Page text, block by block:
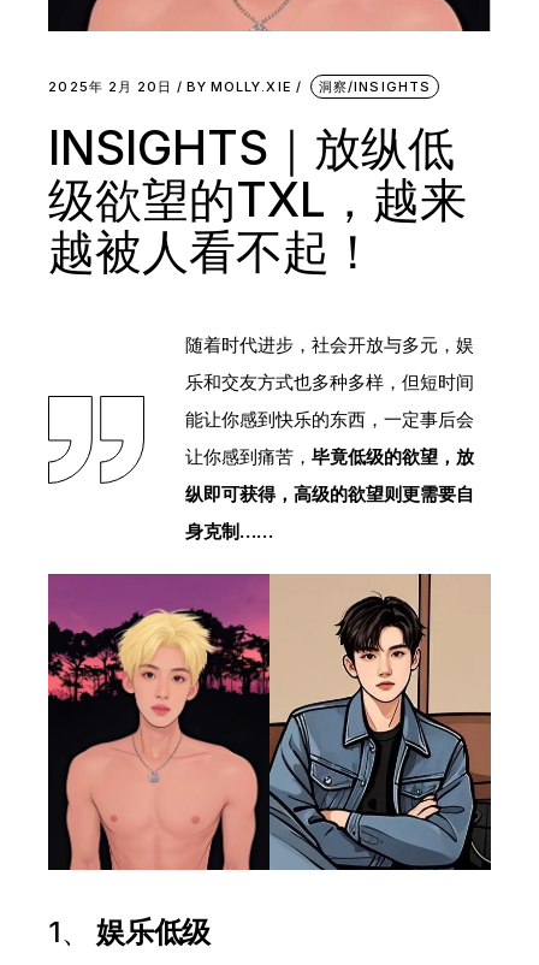
2025年 2月 20日 BY MOLLY.XIE 洞察/INSIGHTS
INSIGHTS｜放纵低
级欲望的TXL，越来
越被人看不起！
随着时代进步，社会开放与多元，娱
乐和交友方式也多种多样，但短时间
能让你感到快乐的东西，一定事后会
让你感到痛苦，毕竟低级的欲望，放
纵即可获得，高级的欲望则更需要自
身克制……
1、娱乐低级